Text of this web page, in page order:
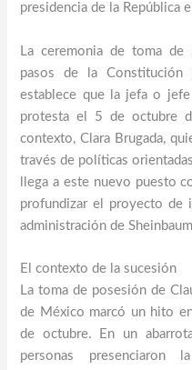
presidencia de la República
La ceremonia de toma de
pasos de la
establece que la jefa o
protesta el 5 de octubre
contexto, Clara Brugada,
través de políticas
llega a este nuevo puesto
profundizar el proyecto de
administración de
El contexto de la sucesión
La toma de posesión de
de México marcó un hito
de octubre. En un
personas presenciaron